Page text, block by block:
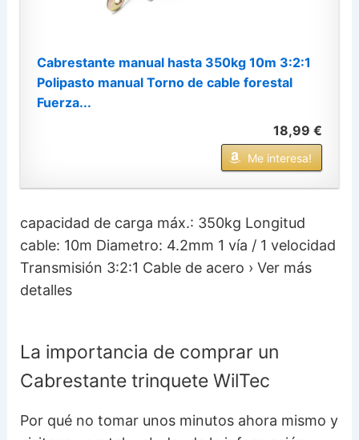
Cabrestante manual hasta 350kg 10m 3:2:1
Polipasto manual Torno de cable forestal
Fuerza...
18,99 €
Me interesa!
capacidad de carga máx.: 350kg Longitud
cable: 10m Diametro: 4.2mm 1 vía / 1 velocidad
Transmisión 3:2:1 Cable de acero › Ver más
detalles
La importancia de comprar un
Cabrestante trinquete WilTec
Por qué no tomar unos minutos ahora mismo y